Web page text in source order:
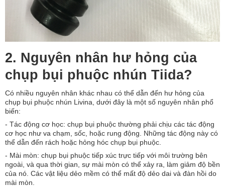
2. Nguyên nhân hư hỏng của
chụp bụi phuộc nhún Tiida?
Có nhiều nguyên nhân khác nhau có thể dẫn đến hư hỏng của
chụp bụi phuộc nhún Livina, dưới đây là một số nguyên nhân phổ
biến:
- Tác động cơ học: chụp bụi phuộc thường phải chịu các tác động
cơ học như va chạm, sốc, hoặc rung động. Những tác động này có
thể dẫn đến rách hoặc hỏng hóc chụp bụi phuộc.
- Mài mòn: chụp bụi phuộc tiếp xúc trực tiếp với môi trường bên
ngoài, và qua thời gian, sự mài mòn có thể xảy ra, làm giảm độ bền
của nó. Các vật liệu dẻo mềm có thể mất độ dẻo dai và đàn hồi do
mài mòn.